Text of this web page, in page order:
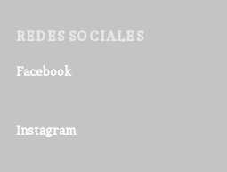
REDES SOCIALES
Facebook
Instagram